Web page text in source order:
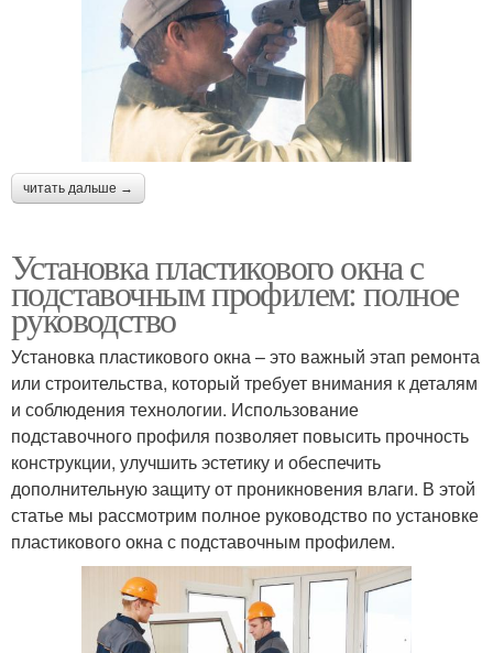
читать дальше →
Установка пластикового окна с
подставочным профилем: полное
руководство
Установка пластикового окна – это важный этап ремонта
или строительства, который требует внимания к деталям
и соблюдения технологии. Использование
подставочного профиля позволяет повысить прочность
конструкции, улучшить эстетику и обеспечить
дополнительную защиту от проникновения влаги. В этой
статье мы рассмотрим полное руководство по установке
пластикового окна с подставочным профилем.